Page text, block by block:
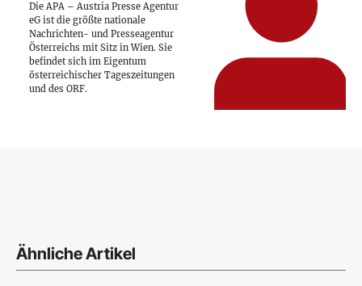
Die APA – Austria Presse Agentur
eG ist die größte nationale
Nachrichten- und Presseagentur
Österreichs mit Sitz in Wien. Sie
befindet sich im Eigentum
österreichischer Tageszeitungen
und des ORF.
Ähnliche Artikel